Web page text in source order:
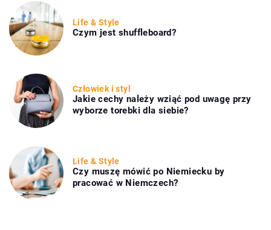
Life & Style
Czym jest shuffleboard?
Człowiek i styl
Jakie cechy należy wziąć pod uwagę przy
wyborze torebki dla siebie?
Life & Style
Czy muszę mówić po Niemiecku by
pracować w Niemczech?